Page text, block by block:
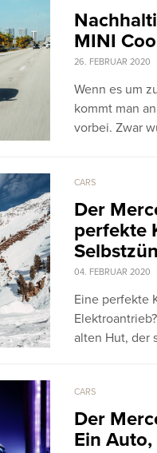
MINI
26. FEBRUAR 2020
Wenn es um
kommt man
vorbei. Zwar
CARS
Der
perfekte
04. FEBRUAR 2020
Eine perfekte
alten Hut, der
CARS
Der
Ein